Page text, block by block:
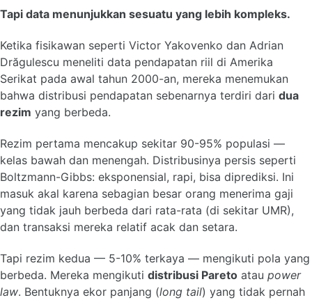
Tapi data menunjukkan sesuatu yang lebih kompleks.
Ketika fisikawan seperti Victor Yakovenko dan Adrian
Drăgulescu meneliti data pendapatan riil di Amerika
Serikat pada awal tahun 2000-an, mereka menemukan
bahwa distribusi pendapatan sebenarnya terdiri dari dua
rezim yang berbeda.
Rezim pertama mencakup sekitar 90-95% populasi —
kelas bawah dan menengah. Distribusinya persis seperti
Boltzmann-Gibbs: eksponensial, rapi, bisa diprediksi. Ini
masuk akal karena sebagian besar orang menerima gaji
yang tidak jauh berbeda dari rata-rata (di sekitar UMR),
dan transaksi mereka relatif acak dan setara.
Tapi rezim kedua — 5-10% terkaya — mengikuti pola yang
berbeda. Mereka mengikuti distribusi Pareto atau power
law. Bentuknya ekor panjang (long tail) yang tidak pernah